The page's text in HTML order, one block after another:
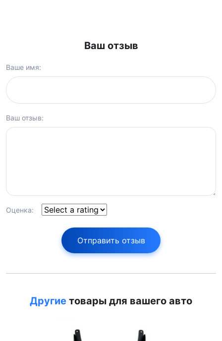
Ваш отзыв
Ваше имя:
Ваш отзыв:
Оценка:
Отправить отзыв
Другие товары для вашего авто